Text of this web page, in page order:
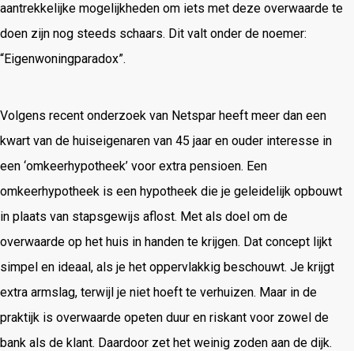
aantrekkelijke mogelijkheden om iets met deze overwaarde te
doen zijn nog steeds schaars. Dit valt onder de noemer:
“Eigenwoningparadox”.
Volgens recent onderzoek van Netspar heeft meer dan een
kwart van de huiseigenaren van 45 jaar en ouder interesse in
een ‘omkeerhypotheek’ voor extra pensioen. Een
omkeerhypotheek is een hypotheek die je geleidelijk opbouwt
in plaats van stapsgewijs aflost. Met als doel om de
overwaarde op het huis in handen te krijgen. Dat concept lijkt
simpel en ideaal, als je het oppervlakkig beschouwt. Je krijgt
extra armslag, terwijl je niet hoeft te verhuizen. Maar in de
praktijk is overwaarde opeten duur en riskant voor zowel de
bank als de klant. Daardoor zet het weinig zoden aan de dijk.